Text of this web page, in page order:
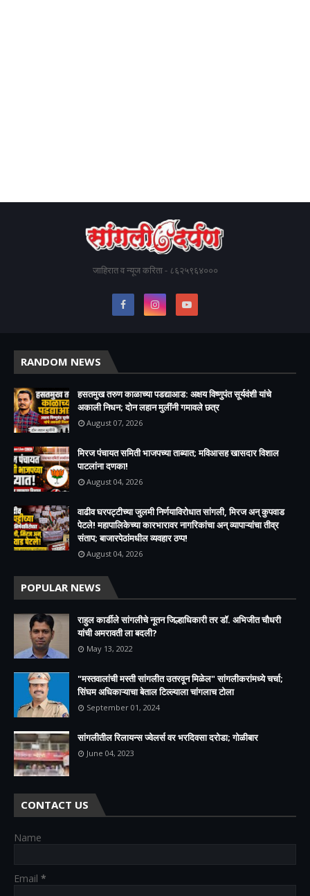
जाहिरात व न्यूज करिता - ८६२५९६४०००
RANDOM NEWS
हसतमुख तरुण काळाच्या पडद्याआड: अक्षय विष्णुपंत सूर्यवंशी यांचे
अकाली निधन; दोन लहान मुलींनी गमावले छत्र
August 07, 2026
मिरज पंचायत समिती भाजपच्या ताब्यात; मविआसह खासदार विशाल
पाटलांना दणका!
August 04, 2026
वाढीव घरपट्टीच्या जुलमी निर्णयाविरोधात सांगली, मिरज अन् कुपवाड
पेटले! महापालिकेच्या कारभारावर नागरिकांचा अन् व्यापाऱ्यांचा तीव्र
संताप; बाजारपेठांमधील व्यवहार ठप्प!​
August 04, 2026
POPULAR NEWS
राहुल कार्डीले सांगलीचे नूतन जिल्हाधिकारी तर डॉ. अभिजीत चौधरी
यांची अमरावती ला बदली?
May 13, 2022
"मस्तवालांची मस्ती सांगलीत उतरवून मिळेल" सांगलीकरांमध्ये चर्चा;
सिंघम अधिकाऱ्याचा बेताल टिल्ल्याला चांगलाच टोला
September 01, 2024
सांगलीतील रिलायन्स ज्वेलर्स वर भरदिवसा दरोडा; गोळीबार
June 04, 2023
CONTACT US
Name
Email *